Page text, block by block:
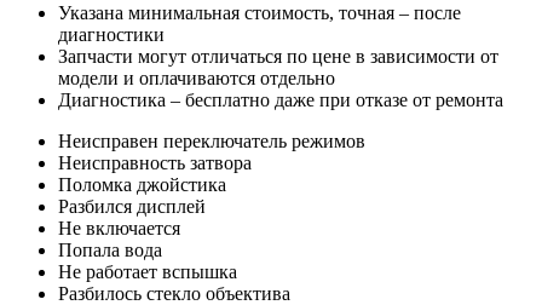
Указана минимальная стоимость, точная – после
диагностики
Запчасти могут отличаться по цене в зависимости от
модели и оплачиваются отдельно
Диагностика – бесплатно даже при отказе от ремонта
Неисправен переключатель режимов
Неисправность затвора
Поломка джойстика
Разбился дисплей
Не включается
Попала вода
Не работает вспышка
Разбилось стекло объектива